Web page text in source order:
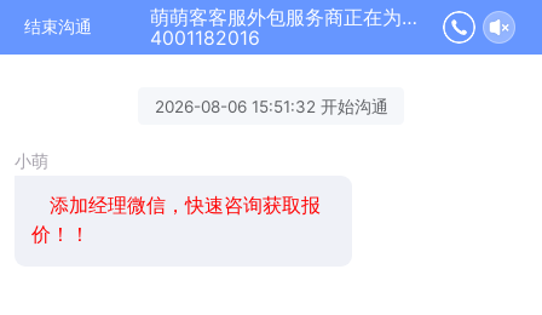
结束沟通
萌萌客客服外包服务商正在为您服务
4001182016
2026-08-06 15:51:32 开始沟通
小萌
添加经理微信，快速咨询获取报
价！！